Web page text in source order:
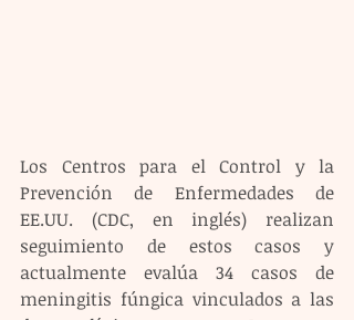
Los Centros para el Control y la
Prevención de Enfermedades de
EE.UU. (CDC, en inglés) realizan
seguimiento de estos casos y
actualmente evalúa 34 casos de
meningitis fúngica vinculados a las